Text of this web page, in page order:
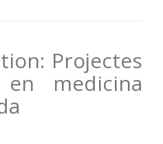
Projectes
medicina